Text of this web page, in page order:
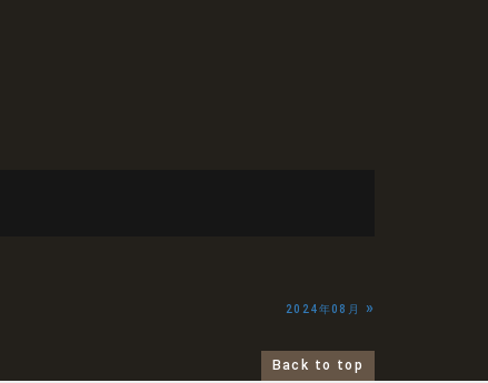
2024年08月 »
Back to top